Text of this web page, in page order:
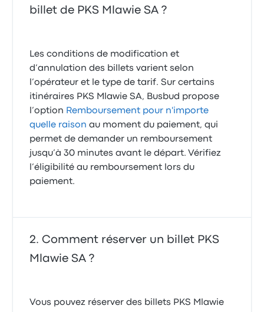
billet de PKS Mlawie SA ?
Les conditions de modification et
d’annulation des billets varient selon
l’opérateur et le type de tarif. Sur certains
itinéraires PKS Mlawie SA, Busbud propose
l’option Remboursement pour n'importe
quelle raison au moment du paiement, qui
permet de demander un remboursement
jusqu’à 30 minutes avant le départ. Vérifiez
l’éligibilité au remboursement lors du
paiement.
Comment réserver un billet PKS
Mlawie SA ?
Vous pouvez réserver des billets PKS Mlawie